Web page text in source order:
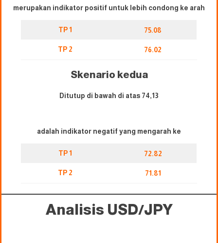
merupakan indikator positif untuk lebih condong ke arah
TP 1 75.08
TP 2 76.02
Skenario kedua
Ditutup di bawah di atas 74,13
adalah indikator negatif yang mengarah ke
TP 1 72.82
TP 2 71.81
Analisis USD/JPY